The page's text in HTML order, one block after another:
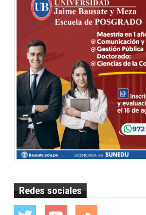
Redes sociales